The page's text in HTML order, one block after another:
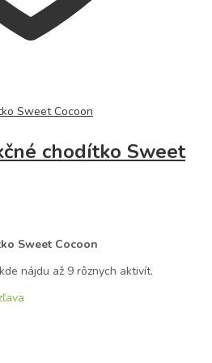
chodítko Sweet
Sweet Cocoon
nájdu až 9 rôznych aktivít.